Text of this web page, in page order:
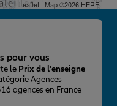
Leaflet| Map ©2026 HERE
pour vous
le Prix de l’enseigne
Agences
agences en France